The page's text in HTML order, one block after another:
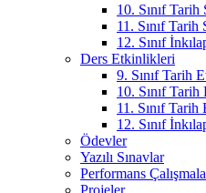
10. Sınıf Tarih
11. Sınıf Tarih
12. Sınıf
Ders Etkinlikleri
9. Sınıf Tarih
10. Sınıf
11. Sınıf
12. Sınıf
Ödevler
Yazılı Sınavlar
Performans
Projeler